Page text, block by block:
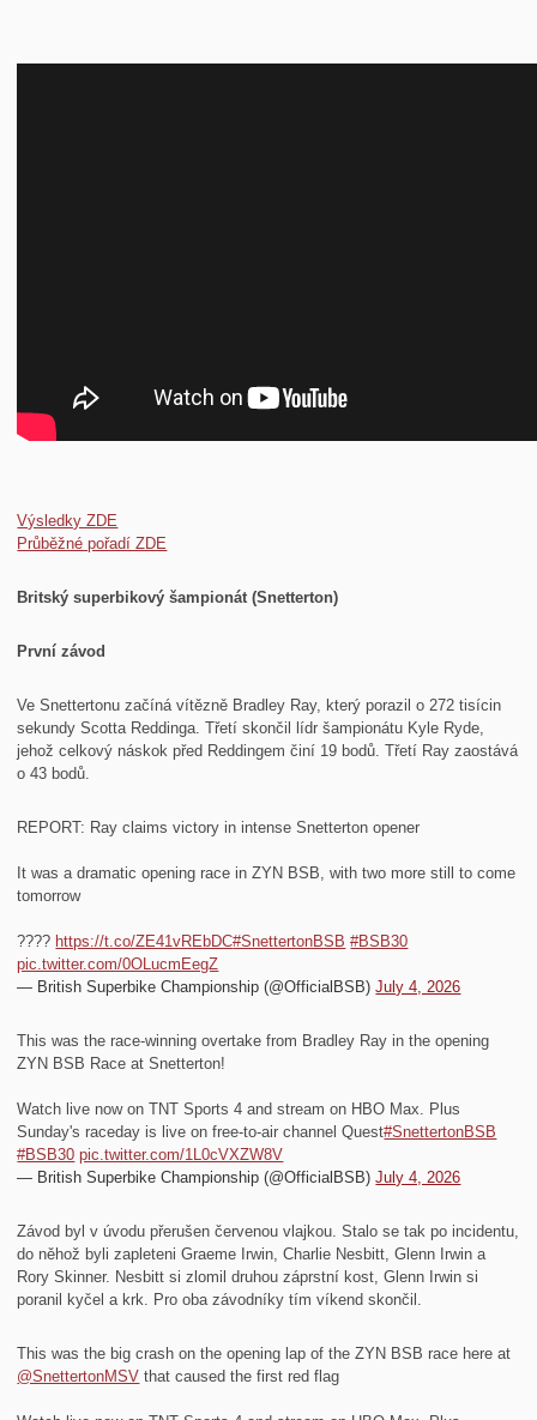
Výsledky ZDE
Průběžné pořadí ZDE
Britský superbikový šampionát (Snetterton)
První závod
Ve Snettertonu začíná vítězně Bradley Ray, který porazil o 272 tisícin
sekundy Scotta Reddinga. Třetí skončil lídr šampionátu Kyle Ryde,
jehož celkový náskok před Reddingem činí 19 bodů. Třetí Ray zaostává
o 43 bodů.
REPORT: Ray claims victory in intense Snetterton opener
It was a dramatic opening race in ZYN BSB, with two more still to come
tomorrow
???? https://t.co/ZE41vREbDC#SnettertonBSB #BSB30
pic.twitter.com/0OLucmEegZ
— British Superbike Championship (@OfficialBSB)July 4, 2026
This was the race-winning overtake from Bradley Ray in the opening
ZYN BSB Race at Snetterton!
Watch live now on TNT Sports 4 and stream on HBO Max. Plus
Sunday's raceday is live on free-to-air channel Quest#SnettertonBSB
#BSB30 pic.twitter.com/1L0cVXZW8V
— British Superbike Championship (@OfficialBSB)July 4, 2026
Závod byl v úvodu přerušen červenou vlajkou. Stalo se tak po incidentu,
do něhož byli zapleteni Graeme Irwin, Charlie Nesbitt, Glenn Irwin a
Rory Skinner. Nesbitt si zlomil druhou záprstní kost, Glenn Irwin si
poranil kyčel a krk. Pro oba závodníky tím víkend skončil.
This was the big crash on the opening lap of the ZYN BSB race here at
@SnettertonMSV that caused the first red flag